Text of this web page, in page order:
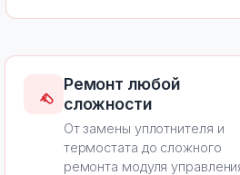
Ремонт любой
сложности
От замены уплотнителя и
термостата до сложного
ремонта модуля